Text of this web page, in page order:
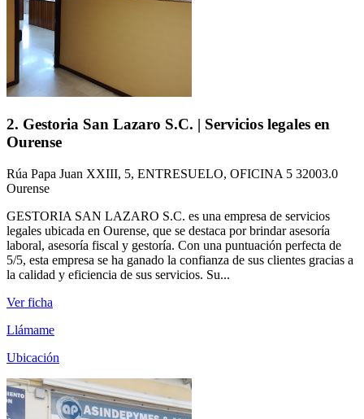
2. Gestoria San Lazaro S.C. | Servicios legales en
Ourense
Rúa Papa Juan XXIII, 5, ENTRESUELO, OFICINA 5 32003.0
Ourense
GESTORIA SAN LAZARO S.C. es una empresa de servicios
legales ubicada en Ourense, que se destaca por brindar asesoría
laboral, asesoría fiscal y gestoría. Con una puntuación perfecta de
5/5, esta empresa se ha ganado la confianza de sus clientes gracias a
la calidad y eficiencia de sus servicios. Su...
Ver ficha
Llámame
Ubicación